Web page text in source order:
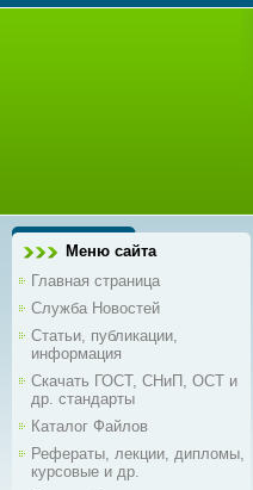
Меню сайта
Главная страница
Служба Новостей
Статьи, публикации,
информация
Скачать ГОСТ, СНиП, ОСТ и
др. стандарты
Каталог Файлов
Рефераты, лекции, дипломы,
курсовые и др.